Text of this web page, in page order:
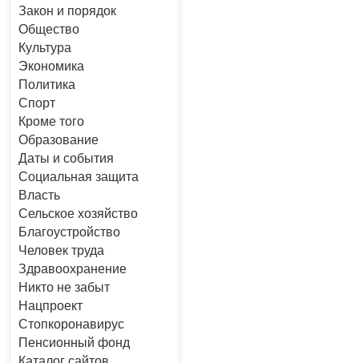
Закон и порядок
Общество
Культура
Экономика
Политика
Спорт
Кроме того
Образование
Даты и события
Социальная защита
Власть
Сельское хозяйство
Благоустройство
Человек труда
Здравоохранение
Никто не забыт
Нацпроект
Стопкоронавирус
Пенсионный фонд